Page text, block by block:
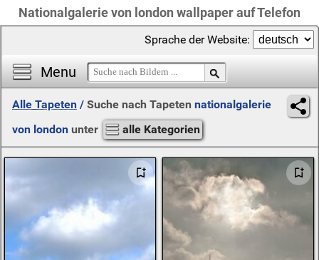
Nationalgalerie von london wallpaper auf Telefon
Menu
Sprache der Website:
Alle Tapeten / Suche nach Tapeten nationalgalerie
von london unter alle Kategorien